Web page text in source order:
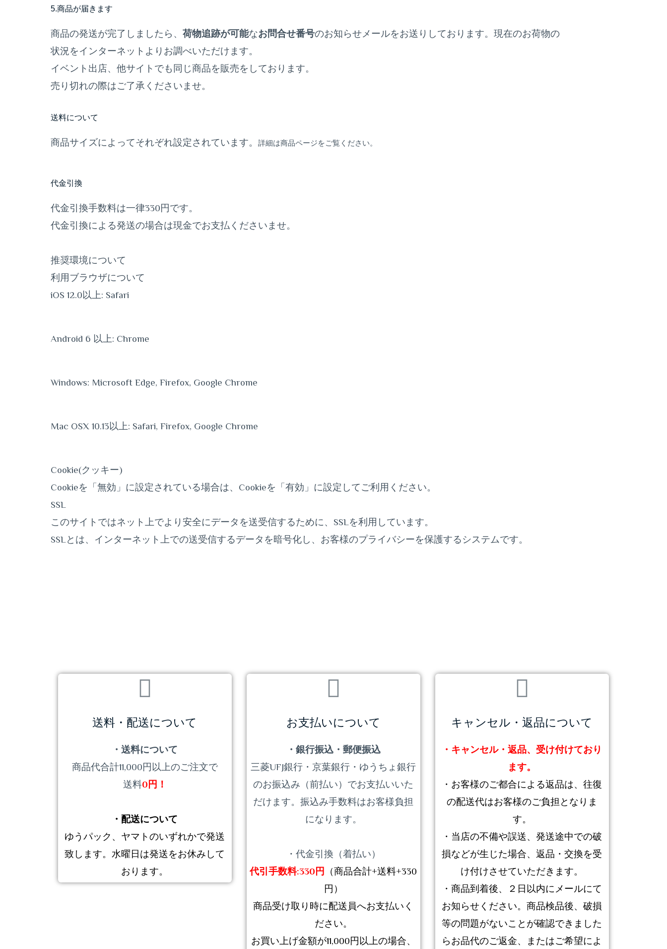
5.商品が届きます
商品の発送が完了しましたら、 荷物追跡が可能なお問合せ番号のお知らせメールをお送りしております。現在のお荷物の
状況をインターネットよりお調べいただけます。
イベント出店、他サイトでも同じ商品を販売をしております。
売り切れの際はご了承くださいませ。
送料について
商品サイズによってそれぞれ設定されています。 詳細は商品ページをご覧ください。
代金引換
代金引換手数料は一律330円です。
代金引換による発送の場合は現金でお支払くださいませ。
推奨環境について
利用ブラウザについて
iOS 12.0以上: Safari
Android 6 以上: Chrome
Windows: Microsoft Edge, Firefox, Google Chrome
Mac OSX 10.13以上: Safari, Firefox, Google Chrome
Cookie(クッキー)
Cookieを「無効」に設定されている場合は、Cookieを「有効」に設定してご利用ください。
SSL
このサイトではネット上でより安全にデータを送受信するために、SSLを利用しています。
SSLとは、インターネット上での送受信するデータを暗号化し、お客様のプライバシーを保護するシステムです。
送料・配送について
・送料について
商品代合計11,000円以上のご注文で
送料0円！
・配送について
ゆうパック、ヤマトのいずれかで発送
致します。水曜日は発送をお休みして
おります。
お支払いについて
・銀行振込・郵便振込
三菱UFJ銀行・京葉銀行・ゆうちょ銀行
のお振込み（前払い）でお支払いいた
だけます。振込み手数料はお客様負担
になります。
・代金引換（着払い）
代引手数料:330円
（商品合計+送料+330
円）
商品受け取り時に配送員へお支払いく
ださい。
お買い上げ金額が11,000円以上の場合、
キャンセル・返品について
・キャンセル・返品、受け付けており
ます。
・お客様のご都合による返品は、往復
の配送代はお客様のご負担となりま
す。
・当店の不備や誤送、発送途中での破
損などが生じた場合、返品・交換を受
け付けさせていただきます。
・商品到着後、２日以内にメールにて
お知らせください。商品検品後、破損
等の問題がないことが確認できました
らお品代のご返金、またはご希望によ